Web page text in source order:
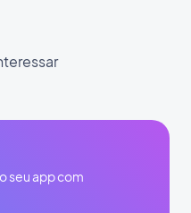
seu app com